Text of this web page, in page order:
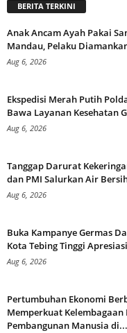
BERITA TERKINI
Anak Ancam Ayah Pakai
Mandau, Pelaku
Aug 6, 2026
Ekspedisi Merah Putih
Bawa Layanan Kesehatan
Aug 6, 2026
Tanggap Darurat
dan PMI Salurkan Air
Aug 6, 2026
Buka Kampanye Germas
Kota Tebing Tinggi
Aug 6, 2026
Pertumbuhan Ekonomi
Memperkuat Kelembagaan
Pembangunan Manusia di...